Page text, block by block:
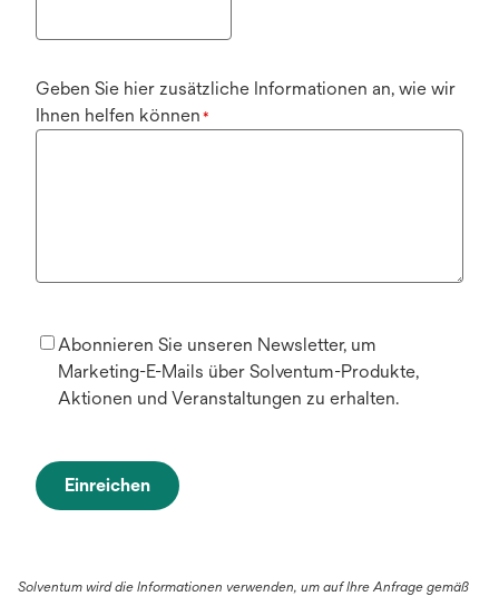
Geben Sie hier zusätzliche Informationen an, wie wir
Ihnen helfen können *
Abonnieren Sie unseren Newsletter, um
Marketing-E-Mails über Solventum-Produkte,
Aktionen und Veranstaltungen zu erhalten.
Einreichen
Solventum wird die Informationen verwenden, um auf Ihre Anfrage gemäß